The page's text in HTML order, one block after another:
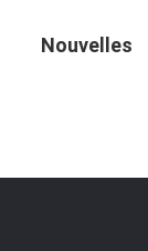
Nouvelles